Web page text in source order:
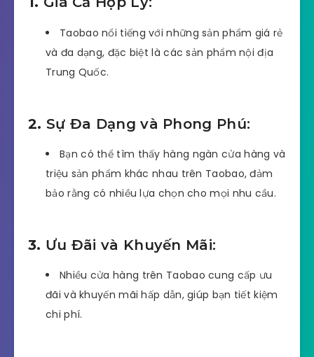
Taobao nổi tiếng với những sản phẩm giá rẻ
và đa dạng, đặc biệt là các sản phẩm nội địa
Trung Quốc.
2. Sự Đa Dạng và Phong Phú:
Bạn có thể tìm thấy hàng ngàn cửa hàng và
triệu sản phẩm khác nhau trên Taobao, đảm
bảo rằng có nhiều lựa chọn cho mọi nhu cầu.
3. Ưu Đãi và Khuyến Mãi:
Nhiều cửa hàng trên Taobao cung cấp ưu
đãi và khuyến mãi hấp dẫn, giúp bạn tiết kiệm
chi phí.